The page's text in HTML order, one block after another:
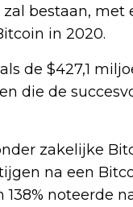
zal bestaan,
in 2020.
de $427,1
die de
zakelijke
na een
noteerde